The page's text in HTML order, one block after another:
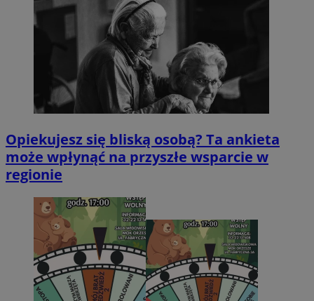
Opiekujesz się bliską osobą? Ta ankieta
może wpłynąć na przyszłe wsparcie w
regionie